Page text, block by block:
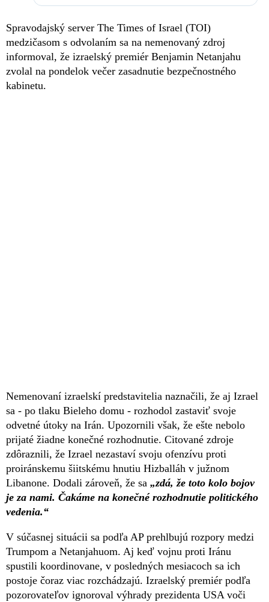
Spravodajský server The Times of Israel (TOI)
medzičasom s odvolaním sa na nemenovaný zdroj
informoval, že izraelský premiér Benjamin Netanjahu
zvolal na pondelok večer zasadnutie bezpečnostného
kabinetu.
Nemenovaní izraelskí predstavitelia naznačili, že aj Izrael
sa - po tlaku Bieleho domu - rozhodol zastaviť svoje
odvetné útoky na Irán. Upozornili však, že ešte nebolo
prijaté žiadne konečné rozhodnutie. Citované zdroje
zdôraznili, že Izrael nezastaví svoju ofenzívu proti
proiránskemu šiitskému hnutiu Hizballáh v južnom
Libanone. Dodali zároveň, že sa „zdá, že toto kolo bojov
je za nami. Čakáme na konečné rozhodnutie politického
vedenia.“
V súčasnej situácii sa podľa AP prehlbujú rozpory medzi
Trumpom a Netanjahuom. Aj keď vojnu proti Iránu
spustili koordinovane, v posledných mesiacoch sa ich
postoje čoraz viac rozchádzajú. Izraelský premiér podľa
pozorovateľov ignoroval výhrady prezidenta USA voči